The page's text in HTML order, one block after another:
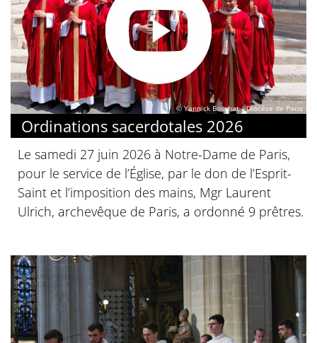
© Yannick Boschat / Diocèse de Paris
Ordinations sacerdotales 2026
Le samedi 27 juin 2026 à Notre-Dame de Paris,
pour le service de l’Église, par le don de l’Esprit-
Saint et l’imposition des mains, Mgr Laurent
Ulrich, archevêque de Paris, a ordonné 9 prêtres.